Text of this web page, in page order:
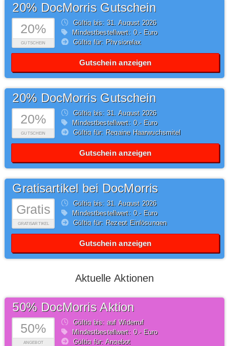
20%
GUTSCHEIN
20% DocMorris Gutschein
Gültig bis: 31.August2026
Mindestbestellwert: 0,- Euro
Gültig für: Physiorelax
Gutschein anzeigen
20%
GUTSCHEIN
20% DocMorris Gutschein
Gültig bis: 31.August2026
Mindestbestellwert: 0,- Euro
Gültig für: Regaine Haarwuchsmitel
Gutschein anzeigen
Gratis
GRATISARTIKEL
Gratisartikel bei DocMorris
Gültig bis: 31.August2026
Mindestbestellwert: 0,- Euro
Gültig für: Rezept Einlösungen
Gutschein anzeigen
Aktuelle Aktionen
50%
ANGEBOT
50% DocMorris Aktion
Gültig bis: auf Widerruf
Mindestbestellwert: 0,- Euro
Gültig für: Angebot